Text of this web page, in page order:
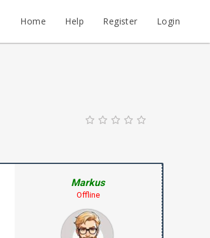
Home Help Register Login
Markus
Offline